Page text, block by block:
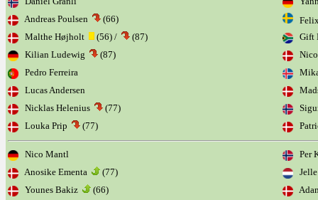
Andreas Poulsen
(66)
Malthe Højholt
(56) / (87)
Gift
Kilian Ludewig
(87)
Pedro Ferreira
Lucas Andersen
Nicklas Helenius
(77)
Louka Prip
(77)
Nico Mantl
Per
Anosike Ementa
(77)
Younes Bakiz
(66)